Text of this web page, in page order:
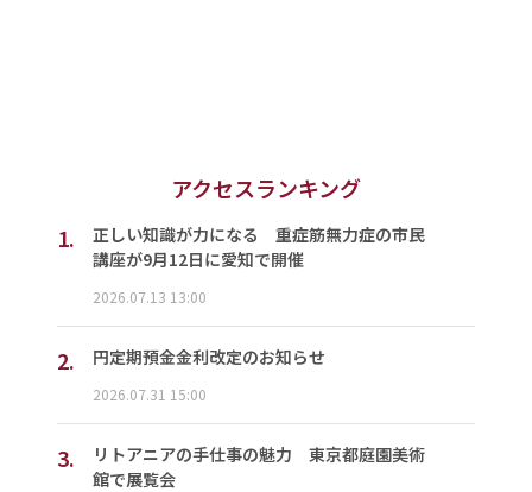
アクセスランキング
1.
正しい知識が力になる 重症筋無力症の市民
講座が9月12日に愛知で開催
2026.07.13 13:00
2. 円定期預金金利改定のお知らせ
2026.07.31 15:00
3.
リトアニアの手仕事の魅力 東京都庭園美術
館で展覧会